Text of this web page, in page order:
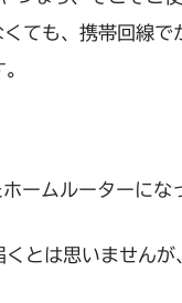
ても、携帯回線で
ームルーターにな
とは思いません